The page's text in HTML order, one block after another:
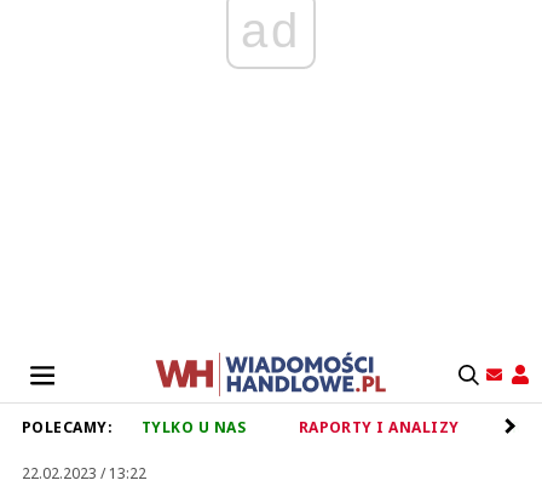
ad
POLECAMY: TYLKO U NAS RAPORTY I ANALIZY
22.02.2023 / 13:22